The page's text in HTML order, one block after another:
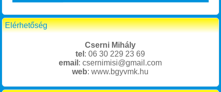
Elérhetőség
Cserni Mihály
tel : 06 30 229 23 69
email : csernimisi@gmail.com
web: www.bgyvmk.hu